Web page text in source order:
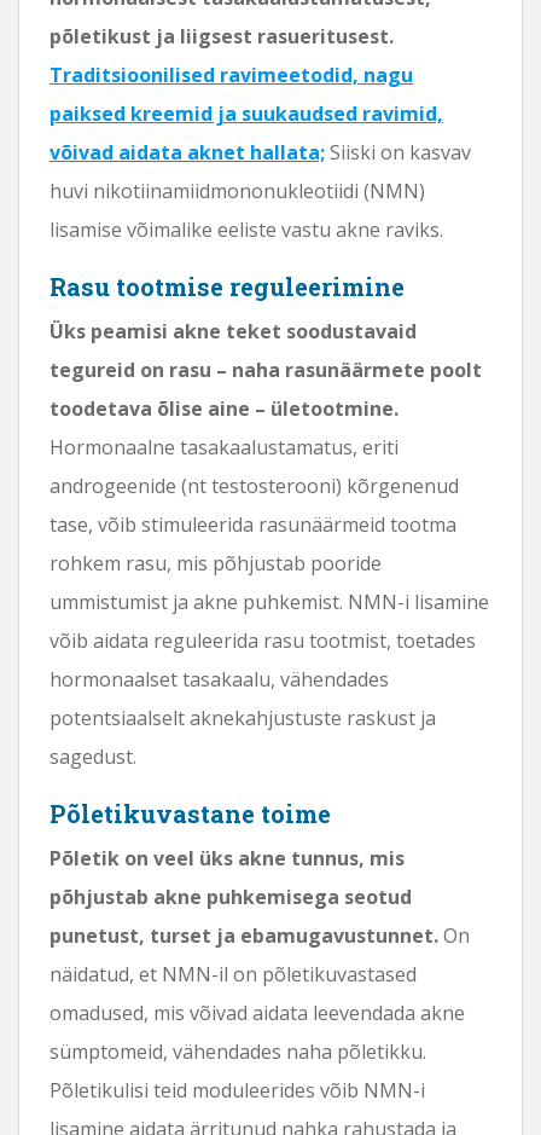
põletikust ja liigsest rasueritusest.
Traditsioonilised ravimeetodid, nagu
paiksed kreemid ja suukaudsed ravimid,
võivad aidata aknet hallata;Siiski on kasvav
huvi nikotiinamiidmononukleotiidi (NMN)
lisamise võimalike eeliste vastu akne raviks.
Rasu tootmise reguleerimine
Üks peamisi akne teket soodustavaid
tegureid on rasu – naha rasunäärmete poolt
toodetava õlise aine – ületootmine.
Hormonaalne tasakaalustamatus, eriti
androgeenide (nt testosterooni) kõrgenenud
tase, võib stimuleerida rasunäärmeid tootma
rohkem rasu, mis põhjustab pooride
ummistumist ja akne puhkemist. NMN-i lisamine
võib aidata reguleerida rasu tootmist, toetades
hormonaalset tasakaalu, vähendades
potentsiaalselt aknekahjustuste raskust ja
sagedust.
Põletikuvastane toime
Põletik on veel üks akne tunnus, mis
põhjustab akne puhkemisega seotud
punetust, turset ja ebamugavustunnet.On
näidatud, et NMN-il on põletikuvastased
omadused, mis võivad aidata leevendada akne
sümptomeid, vähendades naha põletikku.
Põletikulisi teid moduleerides võib NMN-i
lisamine aidata ärritunud nahka rahustada ja